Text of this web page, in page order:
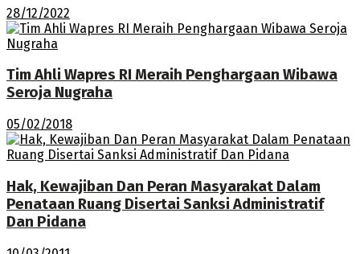
28/12/2022
Tim Ahli Wapres RI Meraih Penghargaan Wibawa
Seroja Nugraha
05/02/2018
Hak, Kewajiban Dan Peran Masyarakat Dalam
Penataan Ruang Disertai Sanksi Administratif
Dan Pidana